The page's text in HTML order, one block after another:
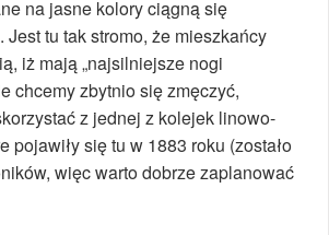
na jasne kolory ciągną się
Jest tu tak stromo, że mieszkańcy
iż mają „najsilniejsze nogi
chcemy zbytnio się zmęczyć,
z jednej z kolejek linowo-
pojawiły się tu w 1883 roku (zostało
więc warto dobrze zaplanować